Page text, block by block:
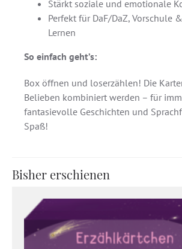
Stärkt soziale und emotionale
Perfekt für DaF/DaZ, Vorschule
Lernen
So einfach geht’s:
Box öffnen und loserzählen! Die
Belieben kombiniert werden – für
fantasievolle Geschichten und
Spaß!
Bisher erschienen